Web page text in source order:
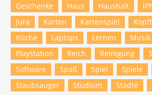
Geschenke
Haus Haushalt
Jura
Karten Kartenspiel
Küche
Laptops Lernen Musik
Playstation
Reich Reinigung
Software
Spaß Spiel Spiele
Staubsauger
Studium Städte